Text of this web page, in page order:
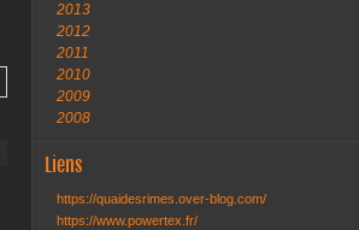
2013
2012
2011
2010
2009
2008
Liens
https://quaidesrimes.over-blog.com/
https://www.powertex.fr/